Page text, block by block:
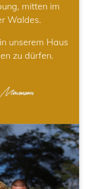
mitten im
Waldes.
unserem Haus
zu dürfen.